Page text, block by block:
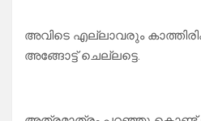
അവിടെ എല്ലാവരും
അങ്ങോട്ട് ചെല്ലട്ടെ.